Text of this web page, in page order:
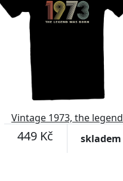
Vintage 1973, the legend
was born
449 Kč skladem